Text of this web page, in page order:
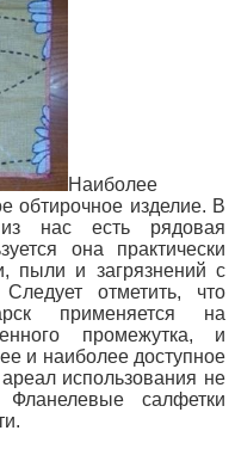
Наиболее
обтирочное изделие. В
нас есть рядовая
она практически
пыли и загрязнений с
отметить, что
применяется на
промежутка, и
и наиболее доступное
использования не
салфетки